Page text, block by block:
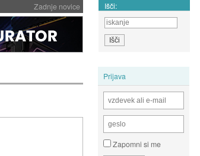
Zadnje novice Išči:
Prijava
Zapomni si me